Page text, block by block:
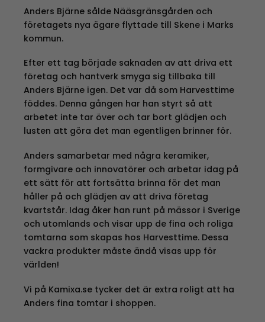
Anders Bjärne sålde Nääsgränsgården och
företagets nya ägare flyttade till Skene i Marks
kommun.
Efter ett tag började saknaden av att driva ett
företag och hantverk smyga sig tillbaka till
Anders Bjärne igen. Det var då som Harvesttime
föddes. Denna gången har han styrt så att
arbetet inte tar över och tar bort glädjen och
lusten att göra det man egentligen brinner för.
Anders samarbetar med några keramiker,
formgivare och innovatörer och arbetar idag på
ett sätt för att fortsätta brinna för det man
håller på och glädjen av att driva företag
kvartstår. Idag åker han runt på mässor i Sverige
och utomlands och visar upp de fina och roliga
tomtarna som skapas hos Harvesttime. Dessa
vackra produkter måste ändå visas upp för
världen!
Vi på Kamixa.se tycker det är extra roligt att ha
Anders fina tomtar i shoppen.